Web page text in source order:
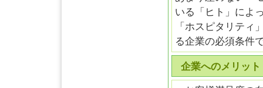
いる「ヒト」によ
「ホスピタリティ
る企業の必須条件
企業へのメリット